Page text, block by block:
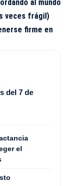
al mundo
veces frágil)
firme en
del 7 de
el